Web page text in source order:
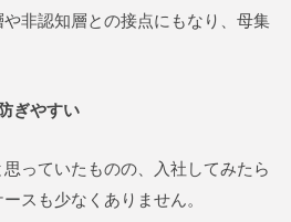
非認知層との接点にもなり、母集
ぎやすい
っていたものの、入社してみたら
スも少なくありません。